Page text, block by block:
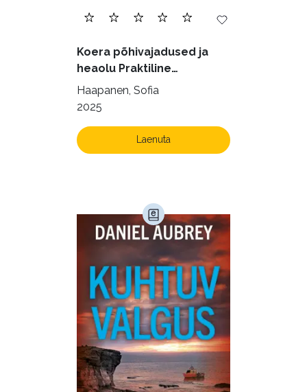
Krimi ja põnevik (1286)
Kultuur ja teadus (45)
Kunst ja looming (86)
Laste- ja noortekirjandus (581)
Maamajandus (24)
Majandus (34)
Perioodika (15)
Psühholoogia (184)
Rahandus (47)
Religioon (107)
Siseturvalisus (34)
Sport (52)
Tehnika (6)
Telekommunikatsioon (9)
Koera põhivajadused ja
heaolu Praktiline
käsiraamat sujuvaks ja
rahuldust pakkuvaks
Haapanen, Sofia
2025
Laenuta